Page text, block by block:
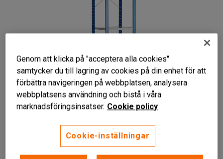
Liknande produkter
Genom att klicka på "acceptera alla cookies"
samtycker du till lagring av cookies på din enhet för att
förbättra navigeringen på webbplatsen, analysera
webbplatsens användning och bistå i våra
marknadsföringsinsatser. Cookie policy
Cookie-inställningar